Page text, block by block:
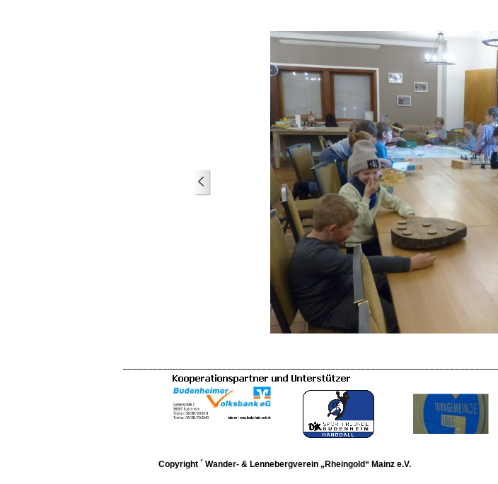
Copyright ´ Wander- & Lennebergverein „Rheingold“ Mainz e.V.